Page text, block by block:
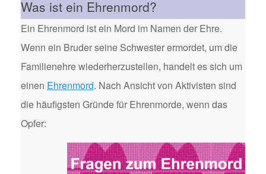
Was ist ein Ehrenmord?
Ein Ehrenmord ist ein Mord im Namen der Ehre.
Wenn ein Bruder seine Schwester ermordet, um die
Familienehre wiederherzustellen, handelt es sich um
einen Ehrenmord. Nach Ansicht von Aktivisten sind
die häufigsten Gründe für Ehrenmorde, wenn das
Opfer: